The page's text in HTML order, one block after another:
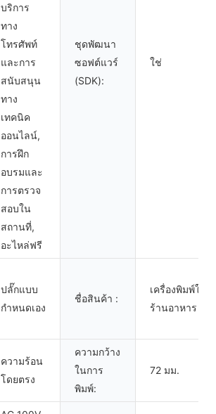
บริการ
ทาง
โทรศัพท์
และการ
สนับสนุน
ทาง
เทคนิค
ออนไลน์,
การฝึก
อบรมและ
การตรวจ
สอบใน
สถานที่,
อะไหล่ฟรี
ชุดพัฒนา
ซอฟต์แวร์
(SDK):
ใช่
ปลั๊กแบบ
กำหนดเอง
ชื่อสินค้า :
เครื่องพิมพ์ใบ
ร้านอาหาร
ความร้อน
โดยตรง
ความกว้าง
ในการ
พิมพ์:
72 มม.